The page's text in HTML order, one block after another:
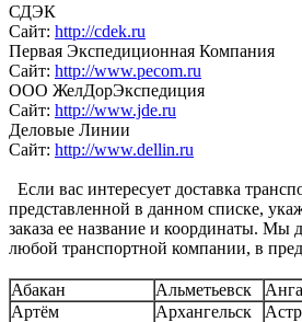
СДЭК
Сайт: http://cdek.ru
Первая Экспедиционная Компания
Сайт: http://www.pecom.ru
ООО ЖелДорЭкспедиция
Сайт: http://www.jde.ru
Деловые Линии
Сайт: http://www.dellin.ru
Если вас интересует доставка
представленной в данном списке,
заказа ее название и координаты. Мы
любой транспортной компании, в
Абакан Альметьевск
Артём
Архангельск